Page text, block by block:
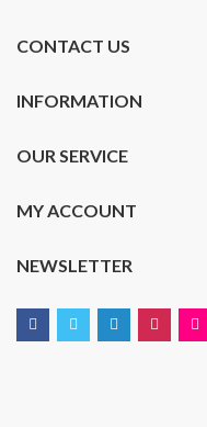
CONTACT US
INFORMATION
OUR SERVICE
MY ACCOUNT
NEWSLETTER